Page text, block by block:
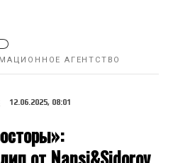
АГЕНТСТВО
12.06.2025, 08:01
от Nansi&Sidorov